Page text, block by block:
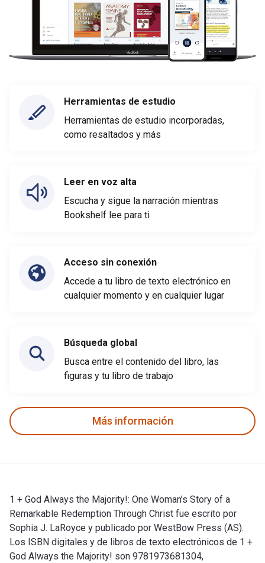
Herramientas de estudio
Herramientas de estudio incorporadas,
como resaltados y más
Leer en voz alta
Escucha y sigue la narración mientras
Bookshelf lee para ti
Acceso sin conexión
Accede a tu libro de texto electrónico en
cualquier momento y en cualquier lugar
Búsqueda global
Busca entre el contenido del libro, las
figuras y tu libro de trabajo
Más información
1 + God Always the Majority!: One Woman’s Story of a
Remarkable Redemption Through Christ fue escrito por
Sophia J. LaRoyce y publicado por WestBow Press (AS).
Los ISBN digitales y de libros de texto electrónicos de 1 +
God Always the Majority! son 9781973681304,